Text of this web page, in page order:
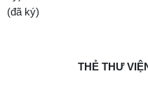
(đã ký)
THẺTHƯVIỆ